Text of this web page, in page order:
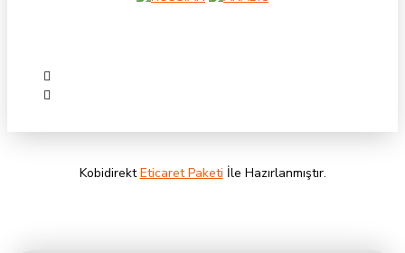
Satıcı da yine hedef kitlesine ilanı kaybolmadan rahat ulaşır.
KobidirektEticaret Paketi İle Hazırlanmıştır.